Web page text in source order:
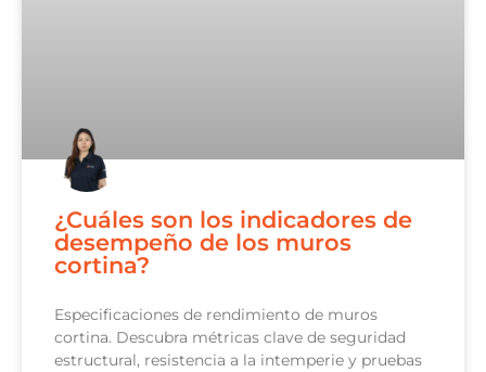
¿Cuáles son los indicadores de
desempeño de los muros
cortina?
Especificaciones de rendimiento de muros
cortina. Descubra métricas clave de seguridad
estructural, resistencia a la intemperie y pruebas